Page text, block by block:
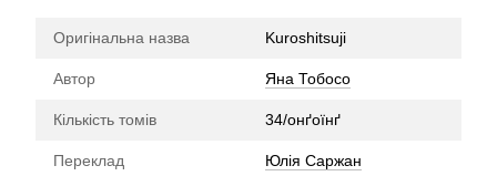
Оригінальна назва Kuroshitsuji
Автор Яна Тобосо
Кількість томів 34/онґоїнґ
Переклад Юлія Саржан